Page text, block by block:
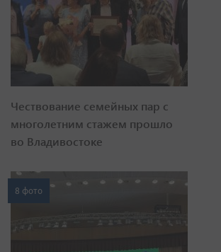
Чествование семейных пар с
многолетним стажем прошло
во Владивостоке
8 фото